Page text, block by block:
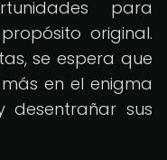
para
original.
se espera que
en el enigma
desentrañar sus